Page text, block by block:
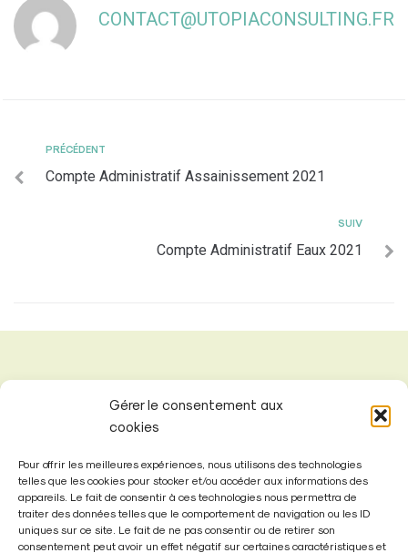
Gérer le consentement aux
cookies
Pour offrir les meilleures expériences, nous utilisons des technologies
telles que les cookies pour stocker et/ou accéder aux informations des
appareils. Le fait de consentir à ces technologies nous permettra de
traiter des données telles que le comportement de navigation ou les ID
uniques sur ce site. Le fait de ne pas consentir ou de retirer son
consentement peut avoir un effet négatif sur certaines caractéristiques et
CONTACT@UTOPIACONSULTING.FR
PRÉCÉDENT
Compte Administratif Assainissement 2021
SUIV
Compte Administratif Eaux 2021